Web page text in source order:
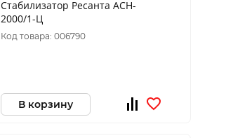
Стабилизатор Ресанта АСН-
2000/1-Ц
Код товара: 006790
В корзину